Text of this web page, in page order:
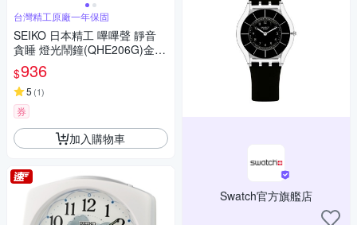
台灣精工原廠一年保固
SEIKO 日本精工 嗶嗶聲 靜音
貪睡 燈光鬧鐘(QHE206G)金/9.
9X11.3cm
$936
5 (1)
券
加入購物車
Swatch官方旗艦店